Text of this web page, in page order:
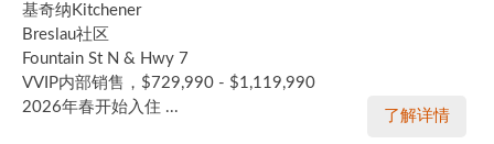
基奇纳Kitchener
Breslau社区
Fountain St N & Hwy 7
VVIP内部销售，$729,990 - $1,119,990
2026年春开始入住 ...
了解详情